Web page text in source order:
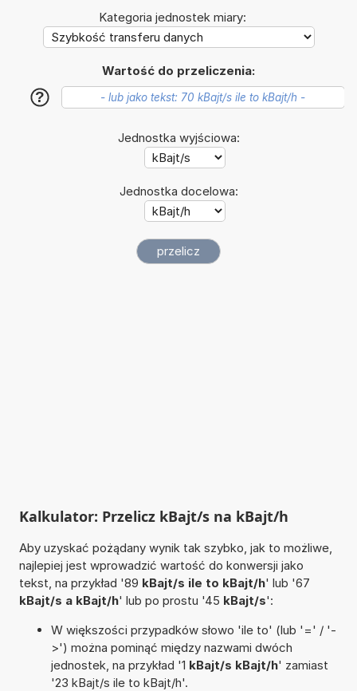
Kategoria jednostek miary:
Wartość do przeliczenia:
?
Jednostka wyjściowa:
Jednostka docelowa:
Kalkulator: Przelicz kBajt/s na kBajt/h
Aby uzyskać pożądany wynik tak szybko, jak to możliwe,
najlepiej jest wprowadzić wartość do konwersji jako
tekst, na przykład '89 kBajt/s ile to kBajt/h' lub '67
kBajt/s a kBajt/h' lub po prostu '45 kBajt/s':
W większości przypadków słowo 'ile to' (lub '=' / '-
>') można pominąć między nazwami dwóch
jednostek, na przykład '1 kBajt/s kBajt/h' zamiast
'23 kBajt/s ile to kBajt/h'.